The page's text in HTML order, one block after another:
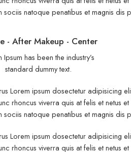
natoque penatibus et magnis dis
- After Makeup - Center
Ipsum has been the industry’s
standard dummy text.
Lorem ipsum dosectetur adipisicing
rhoncus viverra quis at felis et netus
natoque penatibus et magnis dis
Lorem ipsum dosectetur adipisicing
rhoncus viverra quis at felis et netus